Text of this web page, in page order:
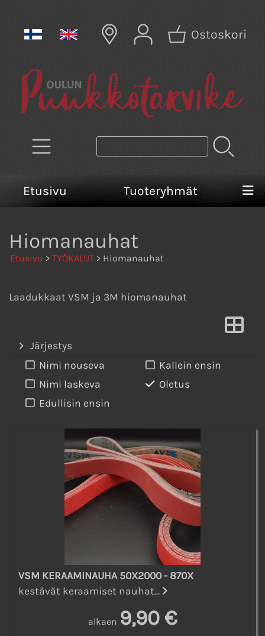
Ostoskori
Etusivu Tuoteryhmät
Hiomanauhat
Etusivu > TYÖKALUT > Hiomanauhat
Laadukkaat VSM ja 3M hiomanauhat
Järjestys
Nimi nouseva
Nimi laskeva
Edullisin ensin
Kallein ensin
Oletus
VSM KERAAMINAUHA 50X2000 - 870X
kestävät keraamiset nauhat...
alkaen 9,90 €